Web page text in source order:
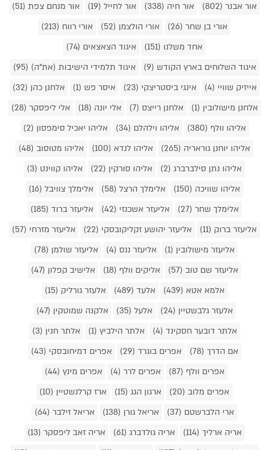
אור אבנר (802)
אור חיה (338) אור לחייל (19)
אור מנחם צפת (51)
אורי בן שחר (26)
אורי הולצמן (52)
אורי רווח (213)
אחד משלנו (151)
איגוד הצאצאים (74)
איגוד השלוחים בארץ הקודש (9)
איגוד תלמידי הישיבות (את"ה) (95)
אייזיק שוויי (4)
אינגי ביסטריצקי (23) איסר פש (1)
אלחנן כהן (32)
אלחנן מישולובין (1)
אלחנן רייצס (7) אלי יונה (18)
אלי ליפסקר (28)
אליהו וולף (380)
אליהו וילהלם (34)
אליהו יאכיל סימפסון (2)
אליהו יוחנן גוראריה (265)
אליהו לנדא (100)
אליהו מטוסוב (48)
אליהו נתן סילברברג (2)
אליהו סורקין (22)
אליהו קווינט (3)
אליהו שוויכה (150)
אלימלך הרצל (58)
אלימלך צוויבל (16)
אלימלך שחר (27)
אליעזר אשכנזי (42)
אליעזר ברוד (185)
אליעזר ברוק (11)
אליעזר יהושע זקליקובסקי (22)
אליעזר מזרחי (57)
אליעזר מישולובין (1)
אליעזר ננס (4)
אליעזר שולמן (78)
אליעזר שם טוב (57)
אליקים וולף (18)
אלישיב קפלון (47)
אלמא אטא (439)
אלעד (489)
אלעזר גורליק (15)
אלעזר גלבשטיין (24)
אלעל (35)
אלקנה שמוטקין (47)
אלתר דובער חסקינד (4)
אלתר הילביץ (1)
אלתר חנין (3)
אם הדרך (78)
אפרים בוגרד (29)
אפרים דמיחובסקי (43)
אפרים וולף (87)
אפרים לרר (4)
אפרים מינץ (44)
אפרים מלוב (20)
ארגון הגג (15)
ארז קרלנשטיין (10)
ארי הלברשטם (37)
אריאל גורן (138)
אריאל זילבר (64)
אריה ארליך (114)
אריה גולדברג (61)
אריה זאב ליפסקר (13)